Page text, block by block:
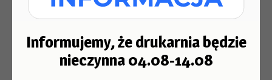
Informujemy, że drukarnia będzie
nieczynna 04.08-14.08